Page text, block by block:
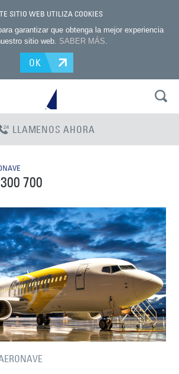
SITIO WEB UTILIZA COOKIES
garantizar que obtenga la mejor experiencia
sitio web. SABER MÁS.
OK
LLAMENOS AHORA
700